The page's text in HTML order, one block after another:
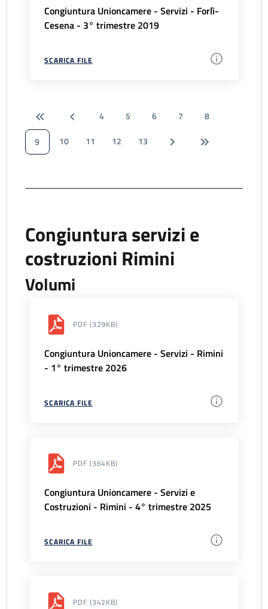
Congiuntura Unioncamere - Servizi - Forlì-
Cesena - 3° trimestre 2019
SCARICA FILE
4 5 6 7
8
9
10 11 12 13
Congiuntura servizi e
costruzioni Rimini
Volumi
PDF (329KB)
Congiuntura Unioncamere - Servizi - Rimini
- 1° trimestre 2026
SCARICA FILE
PDF (364KB)
Congiuntura Unioncamere - Servizi e
Costruzioni - Rimini - 4° trimestre 2025
SCARICA FILE
PDF (342KB)